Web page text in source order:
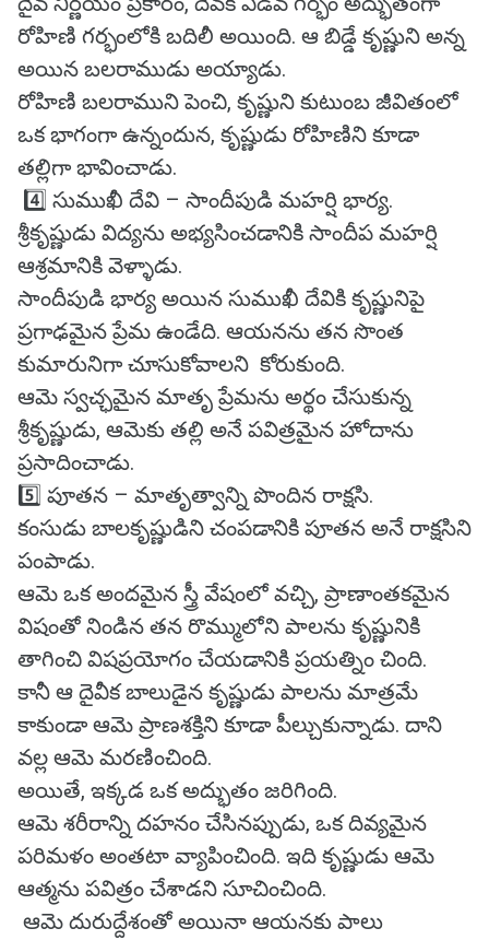
రోహిణి గర్భంలోకి బదిలీ అయింది. ఆ బిడ్డే కృష్ణుని అన్న
అయిన బలరాముడు అయ్యాడు.
రోహిణి బలరాముని పెంచి, కృష్ణుని కుటుంబ జీవితంలో
ఒక భాగంగా ఉన్నందున, కృష్ణుడు రోహిణిని కూడా
తల్లిగా భావించాడు.
4️⃣ సుముఖీ దేవి – సాందీపుడి మహర్షి భార్య.
శ్రీకృష్ణుడు విద్యను అభ్యసించడానికి సాందీప మహర్షి
ఆశ్రమానికి వెళ్ళాడు.
సాందీపుడి భార్య అయిన సుముఖీ దేవికి కృష్ణునిపై
ప్రగాఢమైన ప్రేమ ఉండేది. ఆయనను తన సొంత
కుమారునిగా చూసుకోవాలని కోరుకుంది.
ఆమె స్వచ్ఛమైన మాతృ ప్రేమను అర్థం చేసుకున్న
శ్రీకృష్ణుడు, ఆమెకు తల్లి అనే పవిత్రమైన హోదాను
ప్రసాదించాడు.
5️⃣ పూతన – మాతృత్వాన్ని పొందిన రాక్షసి.
కంసుడు బాలకృష్ణుడిని చంపడానికి పూతన అనే రాక్షసిని
పంపాడు.
ఆమె ఒక అందమైన స్త్రీ వేషంలో వచ్చి, ప్రాణాంతకమైన
విషంతో నిండిన తన రొమ్ములోని పాలను కృష్ణునికి
తాగించి విషప్రయోగం చేయడానికి ప్రయత్నిం చింది.
కానీ ఆ దైవీక బాలుడైన కృష్ణుడు పాలను మాత్రమే
కాకుండా ఆమె ప్రాణశక్తిని కూడా పీల్చుకున్నాడు. దాని
వల్ల ఆమె మరణించింది.
అయితే, ఇక్కడ ఒక అద్భుతం జరిగింది.
ఆమె శరీరాన్ని దహనం చేసినప్పుడు, ఒక దివ్యమైన
పరిమళం అంతటా వ్యాపించింది. ఇది కృష్ణుడు ఆమె
ఆత్మను పవిత్రం చేశాడని సూచించింది.
ఆమె దురుద్దేశంతో అయినా ఆయనకు పాలు